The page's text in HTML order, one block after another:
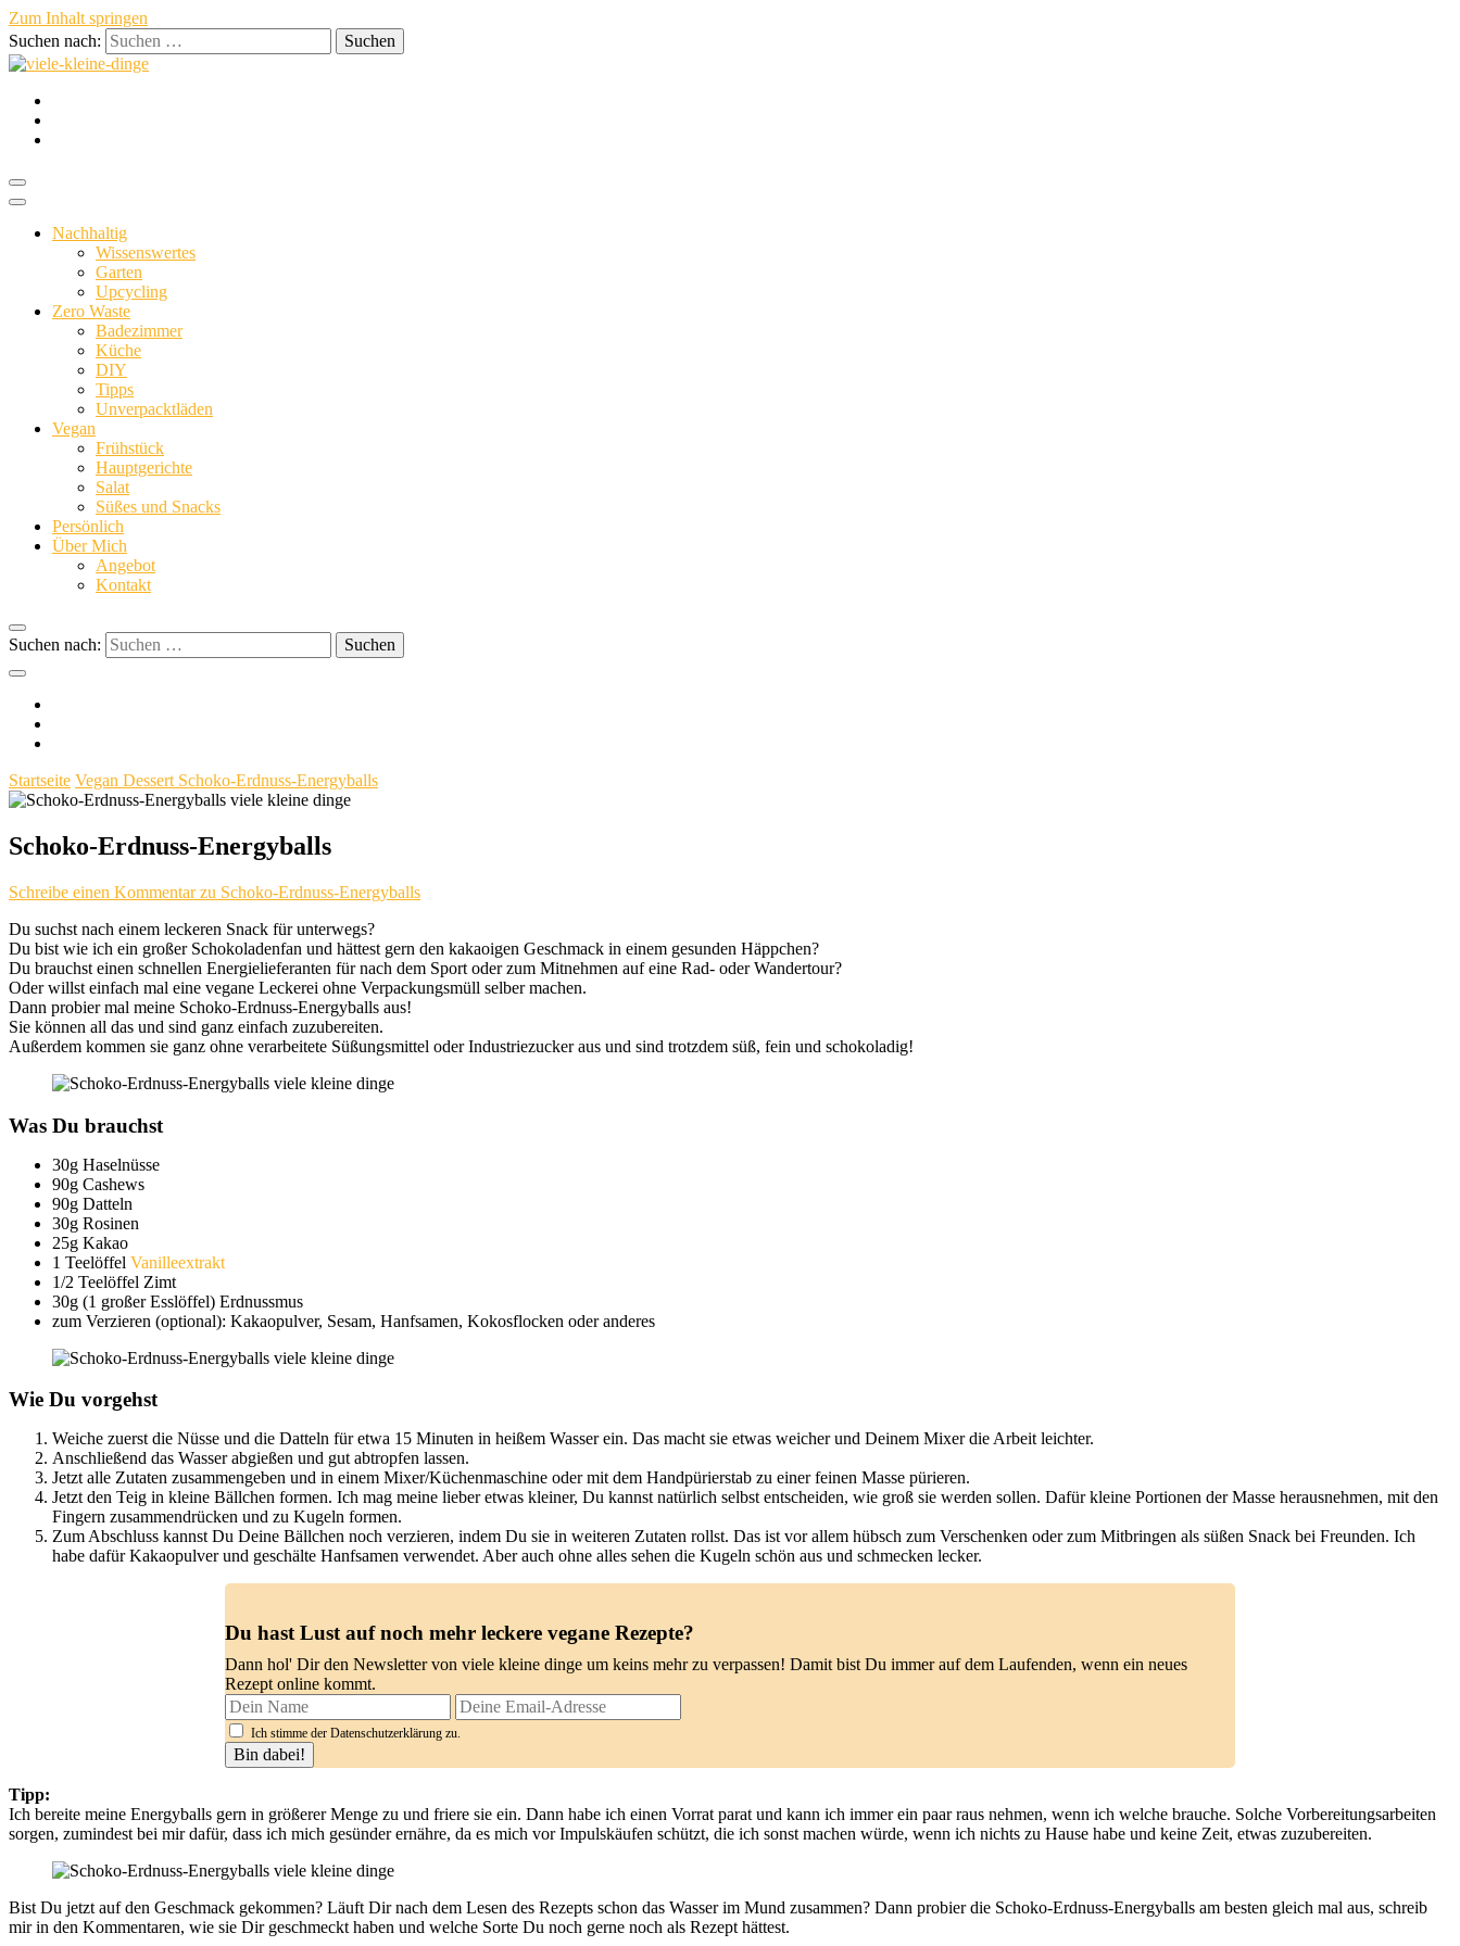
Zum Inhalt springen
Suchen nach:
viele-kleine-dinge
nachhaltig vegan persönlich
Nachhaltig
Wissenswertes
Garten
Upcycling
Zero Waste
Badezimmer
Küche
DIY
Tipps
Unverpacktläden
Vegan
Frühstück
Hauptgerichte
Salat
Süßes und Snacks
Persönlich
Über Mich
Angebot
Kontakt
Suchen nach:
Startseite Vegan Dessert Schoko-Erdnuss-Energyballs
Schoko-Erdnuss-Energyballs
Schreibe einen Kommentarzu Schoko-Erdnuss-Energyballs
Du suchst nach einem leckeren Snack für unterwegs?
Du bist wie ich ein großer Schokoladenfan und hättest gern den kakaoigen Geschmack in einem gesunden Häppchen?
Du brauchst einen schnellen Energielieferanten für nach dem Sport oder zum Mitnehmen auf eine Rad- oder Wandertour?
Oder willst einfach mal eine vegane Leckerei ohne Verpackungsmüll selber machen.
Dann probier mal meine Schoko-Erdnuss-Energyballs aus!
Sie können all das und sind ganz einfach zuzubereiten.
Außerdem kommen sie ganz ohne verarbeitete Süßungsmittel oder Industriezucker aus und sind trotzdem süß, fein und schokoladig!
Was Du brauchst
30g Haselnüsse
90g Cashews
90g Datteln
30g Rosinen
25g Kakao
1 Teelöffel Vanilleextrakt
1/2 Teelöffel Zimt
30g (1 großer Esslöffel) Erdnussmus
zum Verzieren (optional): Kakaopulver, Sesam, Hanfsamen, Kokosflocken oder anderes
Wie Du vorgehst
Weiche zuerst die Nüsse und die Datteln für etwa 15 Minuten in heißem Wasser ein. Das macht sie etwas weicher und Deinem Mixer die Arbeit leichter.
Anschließend das Wasser abgießen und gut abtropfen lassen.
Jetzt alle Zutaten zusammengeben und in einem Mixer/Küchenmaschine oder mit dem Handpürierstab zu einer feinen Masse pürieren.
Jetzt den Teig in kleine Bällchen formen. Ich mag meine lieber etwas kleiner, Du kannst natürlich selbst entscheiden, wie groß sie werden sollen. Dafür kleine Portionen der Masse herausnehmen, mit den
Fingern zusammendrücken und zu Kugeln formen.
Zum Abschluss kannst Du Deine Bällchen noch verzieren, indem Du sie in weiteren Zutaten rollst. Das ist vor allem hübsch zum Verschenken oder zum Mitbringen als süßen Snack bei Freunden. Ich
habe dafür Kakaopulver und geschälte Hanfsamen verwendet. Aber auch ohne alles sehen die Kugeln schön aus und schmecken lecker.
Du hast Lust auf noch mehr leckere vegane Rezepte?
Dann hol' Dir den Newsletter von viele kleine dinge um keins mehr zu verpassen! Damit bist Du immer auf dem Laufenden, wenn ein neues
Rezept online kommt.
Ich stimme der Datenschutzerklärung zu.
Tipp:
Ich bereite meine Energyballs gern in größerer Menge zu und friere sie ein. Dann habe ich einen Vorrat parat und kann ich immer ein paar raus nehmen, wenn ich welche brauche. Solche Vorbereitungsarbeiten
sorgen, zumindest bei mir dafür, dass ich mich gesünder ernähre, da es mich vor Impulskäufen schützt, die ich sonst machen würde, wenn ich nichts zu Hause habe und keine Zeit, etwas zuzubereiten.
Bist Du jetzt auf den Geschmack gekommen? Läuft Dir nach dem Lesen des Rezepts schon das Wasser im Mund zusammen? Dann probier die Schoko-Erdnuss-Energyballs am besten gleich mal aus, schreib
mir in den Kommentaren, wie sie Dir geschmeckt haben und welche Sorte Du noch gerne noch als Rezept hättest.